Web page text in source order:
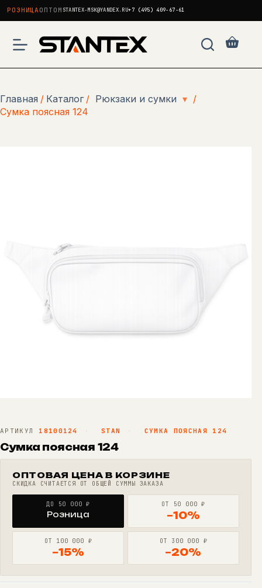
РОЗНИЦА ОПТОМ STANTEX-MSK@YANDEX.RU+7 (495) 409-67-61
сути
Главная / Каталог / Рюкзаки и сумки ▾ /
Сумка поясная 124
АРТИКУЛ 18100124 · STAN · СУМКА ПОЯСНАЯ 124
Сумка поясная 124
ОПТОВАЯ ЦЕНА В КОРЗИНЕ
СКИДКА СЧИТАЕТСЯ ОТ ОБЩЕЙ СУММЫ ЗАКАЗА
ДО 50 000 ₽
Розница
ОТ 50 000 ₽
−10%
ОТ 100 000 ₽
−15%
ОТ 300 000 ₽
−20%